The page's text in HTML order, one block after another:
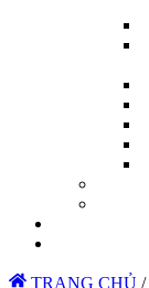
TRANG CHỦ /